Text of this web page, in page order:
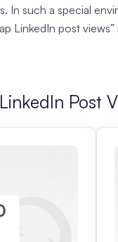
In such a special
LinkedIn post
Post